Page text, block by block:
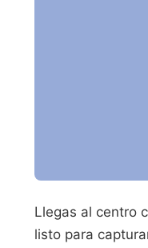
Llegas al centro
listo para